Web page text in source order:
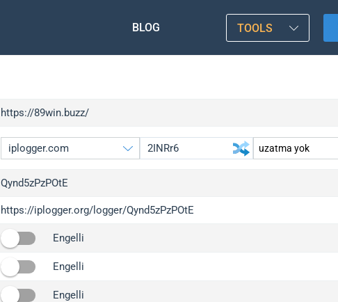
BLOG TOOLS
https://89win.buzz/
iplogger.org
wl.gl
ed.tc
Qynd5zPzPOtE
https://iplogger.org/logger/Qynd5zPzPOtE
Engelli
Engelli
Engelli